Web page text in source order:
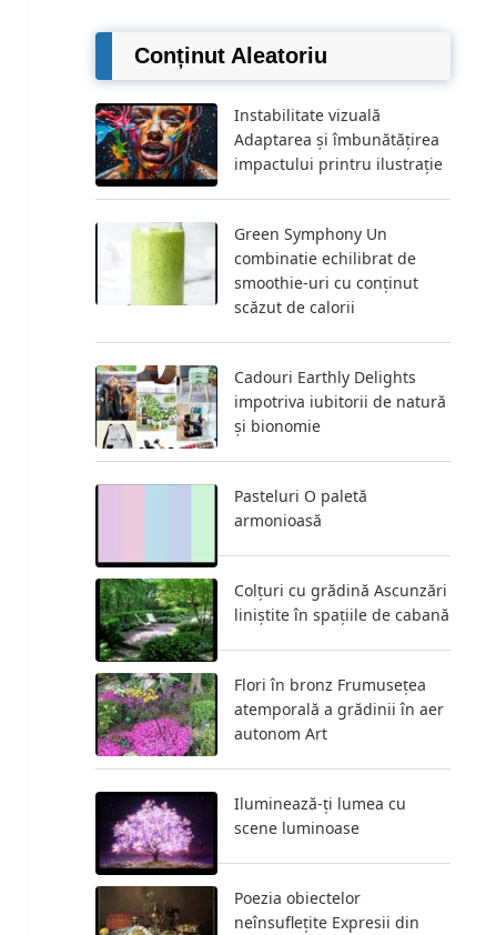
Conținut Aleatoriu
Instabilitate vizuală
Adaptarea și îmbunătățirea
impactului printru ilustrație
Green Symphony Un
combinatie echilibrat de
smoothie-uri cu conținut
scăzut de calorii
Cadouri Earthly Delights
impotriva iubitorii de natură
și bionomie
Pasteluri O paletă
armonioasă
Colțuri cu grădină Ascunzări
liniștite în spațiile de cabană
Flori în bronz Frumusețea
atemporală a grădinii în aer
autonom Art
Iluminează-ți lumea cu
scene luminoase
Poezia obiectelor
neînsuflețite Expresii din